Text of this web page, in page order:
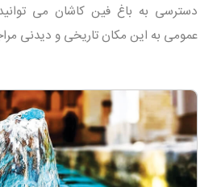
دسترسی به باغ فین کاشان می
عمومی به این مکان تاریخی و دیدنی